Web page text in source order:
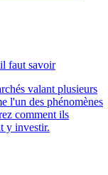
faut savoir
valant plusieurs
l'un des phénomènes
comment ils
y investir.